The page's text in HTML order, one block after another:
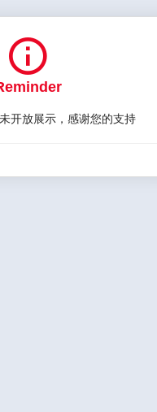

开放展示，感谢您的支持